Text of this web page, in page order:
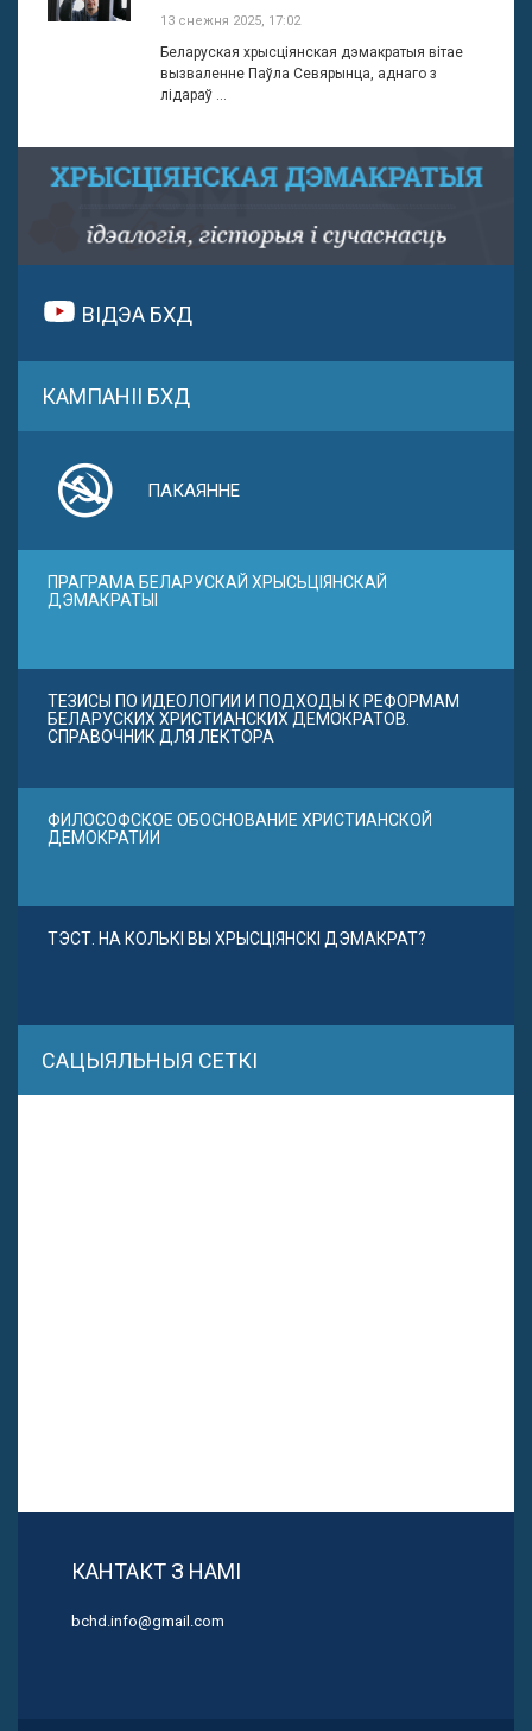
13 снежня 2025, 17:02
Беларуская хрысціянская дэмакратыя вітае
вызваленне Паўла Севярынца, аднаго з
лідараў ...
ВІДЭА БХД
КАМПАНІІ БХД
ПАКАЯННЕ
ПРАГРАМА БЕЛАРУСКАЙ ХРЫСЬЦІЯНСКАЙ
ДЭМАКРАТЫІ
ТЕЗИСЫ ПО ИДЕОЛОГИИ И ПОДХОДЫ К РЕФОРМАМ
БЕЛАРУСКИХ ХРИСТИАНСКИХ ДЕМОКРАТОВ.
СПРАВОЧНИК ДЛЯ ЛЕКТОРА
ФИЛОСОФСКОЕ ОБОСНОВАНИЕ ХРИСТИАНСКОЙ
ДЕМОКРАТИИ
ТЭСТ. НА КОЛЬКІ ВЫ ХРЫСЦІЯНСКІ ДЭМАКРАТ?
САЦЫЯЛЬНЫЯ СЕТКІ
КАНТАКТ З НАМІ
bchd.info@gmail.com